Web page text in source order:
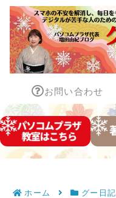
お問い合わせ
ホーム グー日記